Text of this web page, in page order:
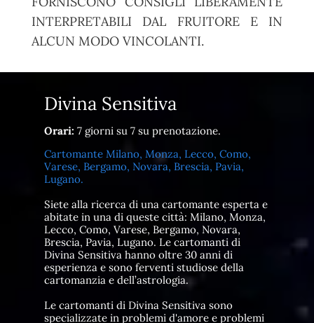
INTERPRETABILI DAL FRUITORE E IN
ALCUN MODO VINCOLANTI.
Divina Sensitiva
Orari: 7 giorni su 7 su prenotazione.
Cartomante Milano, Monza, Lecco, Como,
Varese, Bergamo, Novara, Brescia, Pavia,
Lugano.
Siete alla ricerca di una cartomante esperta e
abitate in una di queste città: Milano, Monza,
Lecco, Como, Varese, Bergamo, Novara,
Brescia, Pavia, Lugano. Le cartomanti di
Divina Sensitiva hanno oltre 30 anni di
esperienza e sono ferventi studiose della
cartomanzia e dell’astrologia.
Le cartomanti di Divina Sensitiva sono
specializzate in problemi d'amore e problemi